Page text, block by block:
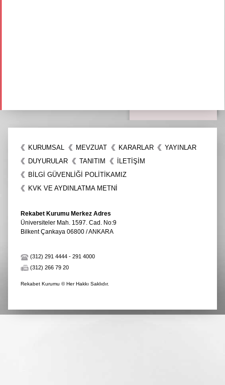
KURUMSAL MEVZUAT KARARLAR
YAYINLAR
DUYURULAR
TANITIM
İLETIŞIM
BİLGİ GÜVENLİĞİ POLİTİKAMIZ
KVK VE AYDINLATMA METNİ
Rekabet Kurumu Merkez Adres
Üniversiteler Mah. 1597. Cad. No:9
Bilkent Çankaya 06800 / ANKARA
(312) 291 4444 - 291 4000
(312) 266 79 20
Rekabet Kurumu © Her Hakkı Saklıdır.